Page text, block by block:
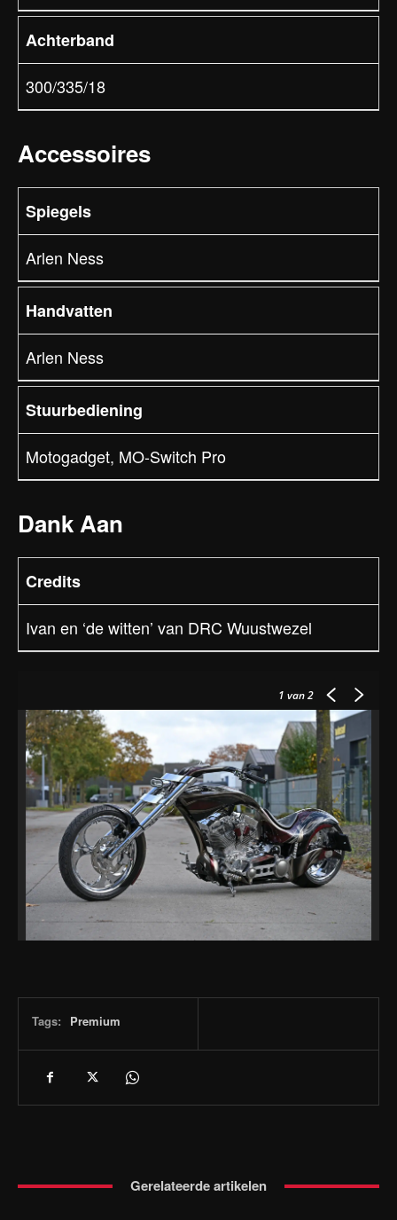
Achterband
300/335/18
Accessoires
Spiegels
Arlen Ness
Handvatten
Arlen Ness
Stuurbediening
Motogadget, MO-Switch Pro
Dank Aan
Credits
Ivan en ‘de witten’ van DRC Wuustwezel
1 van 2
Tags: Premium
Gerelateerde artikelen